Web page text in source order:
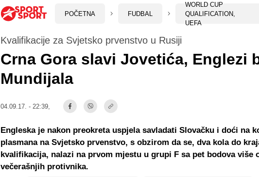
POČETNA FUDBAL
WORLD CUP
QUALIFICATION,
UEFA
Kvalifikacije za Svjetsko prvenstvo u Rusiji
Crna Gora slavi Jovetića, Englezi
Mundijala
04.09.17. - 22:39,
Engleska je nakon preokreta uspjela savladati Slovačku i doći na
plasmana na Svjetsko prvenstvo, s obzirom da se, dva kola do
kvalifikacija, nalazi na prvom mjestu u grupi F sa pet bodova više
večerašnjih protivnika.